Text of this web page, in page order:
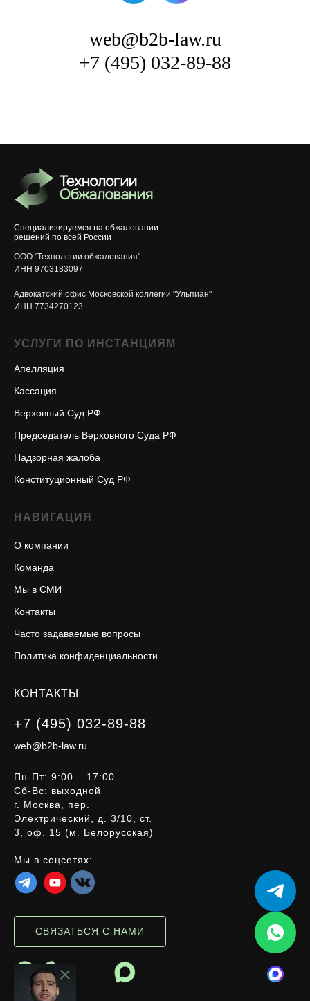
web@b2b-law.ru
+7 (495) 032-89-88
КОНТАКТЫ
ООО "Технологии обжалования"
ИНН 9703183097
Адвокатский офис Московской коллегии "Ульпиан"
ИНН 7734270123
+7 (495) 032-89-88
web@b2b-law.ru
Пн-Пт: 9:00 – 17:00
Сб-Вс: выходной
г. Москва, пер.
Электрический, д. 3/10, ст.
3, оф. 15 (м. Белорусская)
Мы в соцсетях:
СВЯЗАТЬСЯ С НАМИ
УСЛУГИ ПО ИНСТАНЦИЯМ
Апелляция
Кассация
Верховный Суд РФ
Председатель Верховного Суда РФ
Надзорная жалоба
Конституционный Суд РФ
НАВИГАЦИЯ
О компании
Команда
Мы в СМИ
Контакты
Часто задаваемые вопросы
Политика конфиденциальности
Специализируемся на обжаловании
решений по всей России